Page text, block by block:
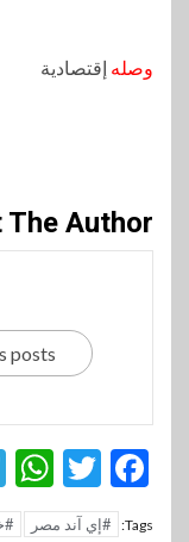
وصله إقتصادية
The Author
posts
Tags: #إي آند مصر